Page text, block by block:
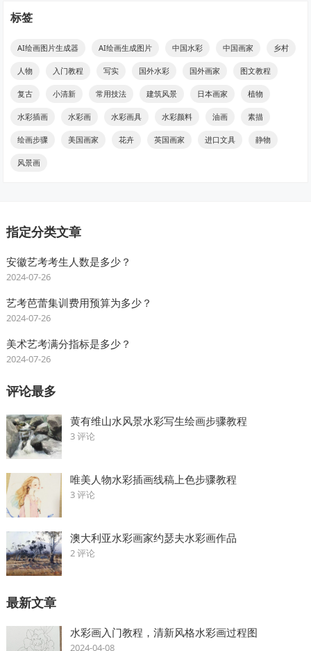
标签
AI绘画图片生成器 AI绘画生成图片 中国水彩 中国画家 乡村
人物 入门教程 写实 国外水彩 国外画家 图文教程
复古 小清新 常用技法 建筑风景 日本画家 植物
水彩插画 水彩画 水彩画具 水彩颜料 油画 素描
绘画步骤 美国画家 花卉 英国画家 进口文具 静物
风景画
指定分类文章
安徽艺考考生人数是多少？
2024-07-26
艺考芭蕾集训费用预算为多少？
2024-07-26
美术艺考满分指标是多少？
2024-07-26
评论最多
黄有维山水风景水彩写生绘画步骤教程
3 评论
唯美人物水彩插画线稿上色步骤教程
3 评论
澳大利亚水彩画家约瑟夫水彩画作品
2 评论
最新文章
水彩画入门教程，清新风格水彩画过程图
2024-04-08